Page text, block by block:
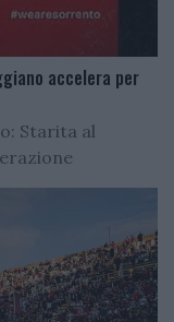
accelera per
Starita al